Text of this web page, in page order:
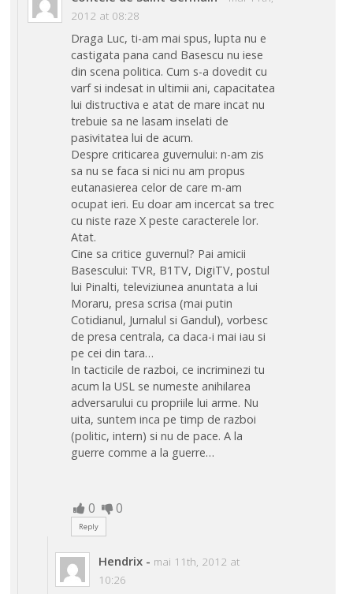
2012 at 08:28
Draga Luc, ti-am mai spus, lupta nu e
castigata pana cand Basescu nu iese
din scena politica. Cum s-a dovedit cu
varf si indesat in ultimii ani, capacitatea
lui distructiva e atat de mare incat nu
trebuie sa ne lasam inselati de
pasivitatea lui de acum.
Despre criticarea guvernului: n-am zis
sa nu se faca si nici nu am propus
eutanasierea celor de care m-am
ocupat ieri. Eu doar am incercat sa trec
cu niste raze X peste caracterele lor.
Atat.
Cine sa critice guvernul? Pai amicii
Basescului: TVR, B1TV, DigiTV, postul
lui Pinalti, televiziunea anuntata a lui
Moraru, presa scrisa (mai putin
Cotidianul, Jurnalul si Gandul), vorbesc
de presa centrala, ca daca-i mai iau si
pe cei din tara…
In tacticile de razboi, ce incriminezi tu
acum la USL se numeste anihilarea
adversarului cu propriile lui arme. Nu
uita, suntem inca pe timp de razboi
(politic, intern) si nu de pace. A la
guerre comme a la guerre…
0 0
Reply
Hendrix - mai 11th, 2012 at
10:26